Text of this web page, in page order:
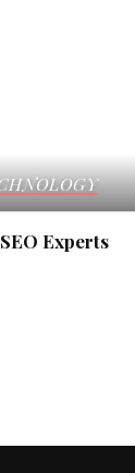
Experts